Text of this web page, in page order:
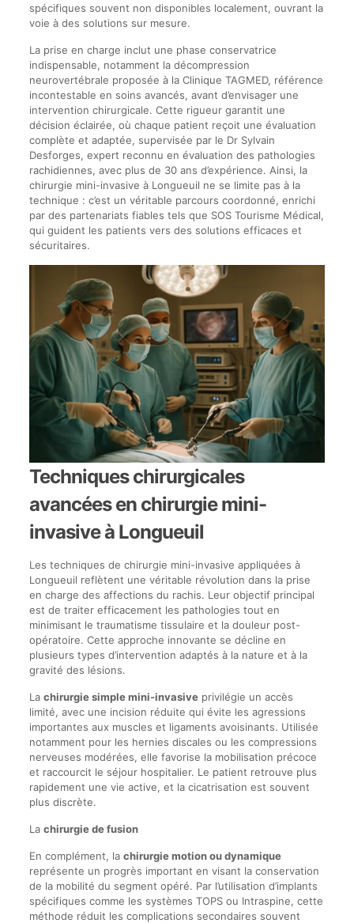
spécifiques souvent non disponibles localement, ouvrant la
voie à des solutions sur mesure.
La prise en charge inclut une phase conservatrice
indispensable, notamment la décompression
neurovertébrale proposée à la Clinique TAGMED, référence
incontestable en soins avancés, avant d’envisager une
intervention chirurgicale. Cette rigueur garantit une
décision éclairée, où chaque patient reçoit une évaluation
complète et adaptée, supervisée par le Dr Sylvain
Desforges, expert reconnu en évaluation des pathologies
rachidiennes, avec plus de 30 ans d’expérience. Ainsi, la
chirurgie mini-invasive à Longueuil ne se limite pas à la
technique : c’est un véritable parcours coordonné, enrichi
par des partenariats fiables tels que SOS Tourisme Médical,
qui guident les patients vers des solutions efficaces et
sécuritaires.
Techniques chirurgicales
avancées en chirurgie mini-
invasive à Longueuil
Les techniques de chirurgie mini-invasive appliquées à
Longueuil reflètent une véritable révolution dans la prise
en charge des affections du rachis. Leur objectif principal
est de traiter efficacement les pathologies tout en
minimisant le traumatisme tissulaire et la douleur post-
opératoire. Cette approche innovante se décline en
plusieurs types d’intervention adaptés à la nature et à la
gravité des lésions.
La chirurgie simple mini-invasiveprivilégie un accès
limité, avec une incision réduite qui évite les agressions
importantes aux muscles et ligaments avoisinants. Utilisée
notamment pour les hernies discales ou les compressions
nerveuses modérées, elle favorise la mobilisation précoce
et raccourcit le séjour hospitalier. Le patient retrouve plus
rapidement une vie active, et la cicatrisation est souvent
plus discrète.
La chirurgie de fusion
En complément, la chirurgie motion ou dynamique
représente un progrès important en visant la conservation
de la mobilité du segment opéré. Par l’utilisation d’implants
spécifiques comme les systèmes TOPS ou Intraspine, cette
méthode réduit les complications secondaires souvent